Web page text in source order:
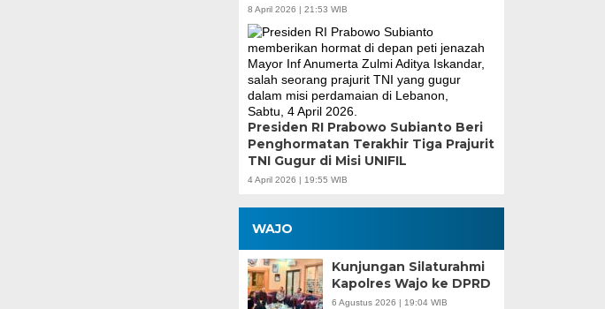
8 April 2026 | 21:53 WIB
Presiden RI Prabowo Subianto Beri
Penghormatan Terakhir Tiga Prajurit
TNI Gugur di Misi UNIFIL
4 April 2026 | 19:55 WIB
WAJO
Kunjungan Silaturahmi
Kapolres Wajo ke DPRD
6 Agustus 2026 | 19:04 WIB